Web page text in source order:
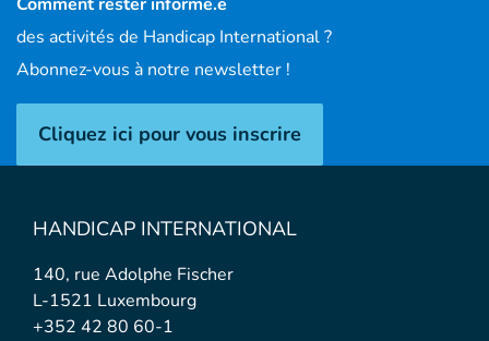
des activités de Handicap International ?
Abonnez-vous à notre newsletter !
Cliquez ici pour vous inscrire
HANDICAP INTERNATIONAL
140, rue Adolphe Fischer
L-1521 Luxembourg
+352 42 80 60-1